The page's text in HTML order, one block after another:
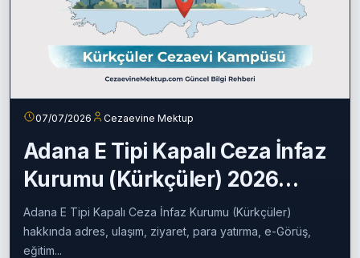
07/07/2026 Cezaevine Mektup
Adana E Tipi Kapalı Ceza İnfaz
Kurumu (Kürkçüler) 2026
Rehberi
Adana E Tipi Kapalı Ceza İnfaz Kurumu (Kürkçüler)
hakkında adres, ulaşım, ziyaret, para yatırma, e-Görüş,
eğitim...